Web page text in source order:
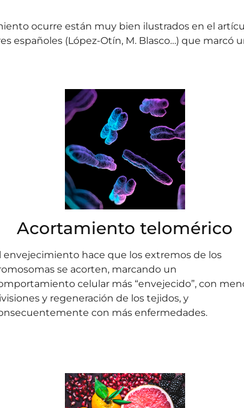
ocurre están muy bien ilustrados en el
españoles (López-Otín, M. Blasco…) que
Acortamiento telomérico
envejecimiento hace que los extremos de los
se acorten, marcando un
celular más “envejecido”, con
y regeneración de los tejidos, y
con más enfermedades.